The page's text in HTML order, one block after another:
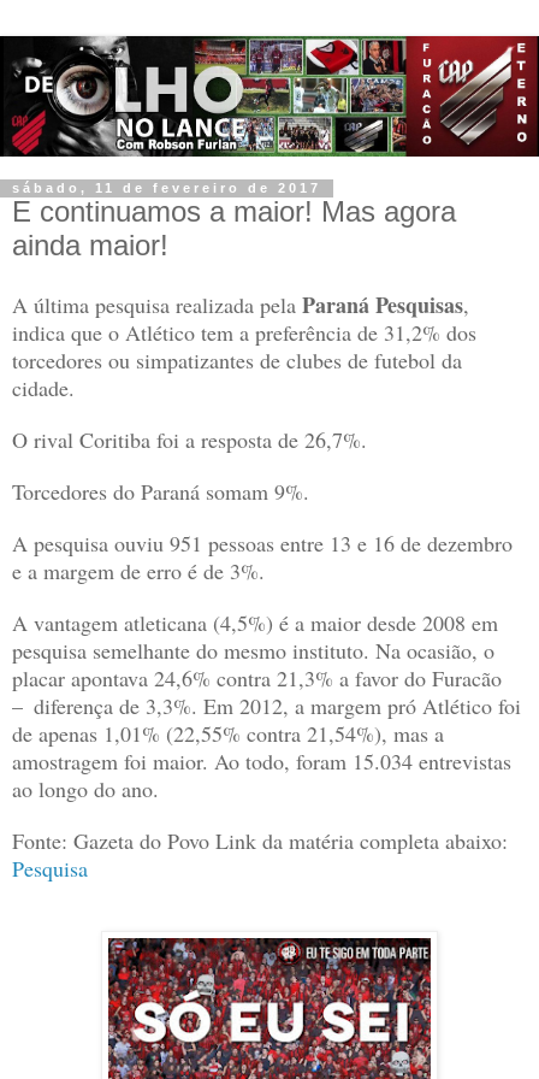
sábado, 11 de fevereiro de 2017
E continuamos a maior! Mas agora
ainda maior!
A última pesquisa realizada pela Paraná Pesquisas,
indica que o Atlético tem a preferência de 31,2% dos
torcedores ou simpatizantes de clubes de futebol da
cidade.
O rival Coritiba foi a resposta de 26,7%.
Torcedores do Paraná somam 9%.
A pesquisa ouviu 951 pessoas entre 13 e 16 de dezembro
e a margem de erro é de 3%.
A vantagem atleticana (4,5%) é a maior desde 2008 em
pesquisa semelhante do mesmo instituto. Na ocasião, o
placar apontava 24,6% contra 21,3% a favor do Furacão
– diferença de 3,3%. Em 2012, a margem pró Atlético foi
de apenas 1,01% (22,55% contra 21,54%), mas a
amostragem foi maior. Ao todo, foram 15.034 entrevistas
ao longo do ano.
Fonte: Gazeta do Povo Link da matéria completa abaixo:
Pesquisa